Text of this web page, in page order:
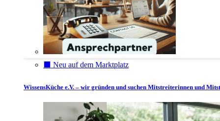
⬛️ Neu auf dem Marktplatz
WissensKüche e.V. – wir gründen und suchen Mitstreiterinnen und